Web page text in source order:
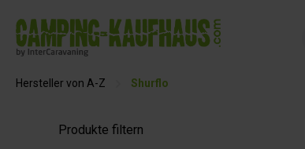
Zur Hauptnavigation springen
Hersteller von A-Z Shurflo
Produkte filtern